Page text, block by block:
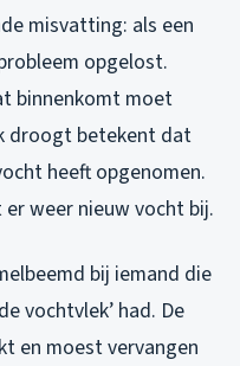
misvatting: als een
opgelost.
binnenkomt moet
droogt betekent dat
heeft opgenomen.
weer nieuw vocht bij.
bij iemand die
vochtvlek’ had. De
en moest vervangen